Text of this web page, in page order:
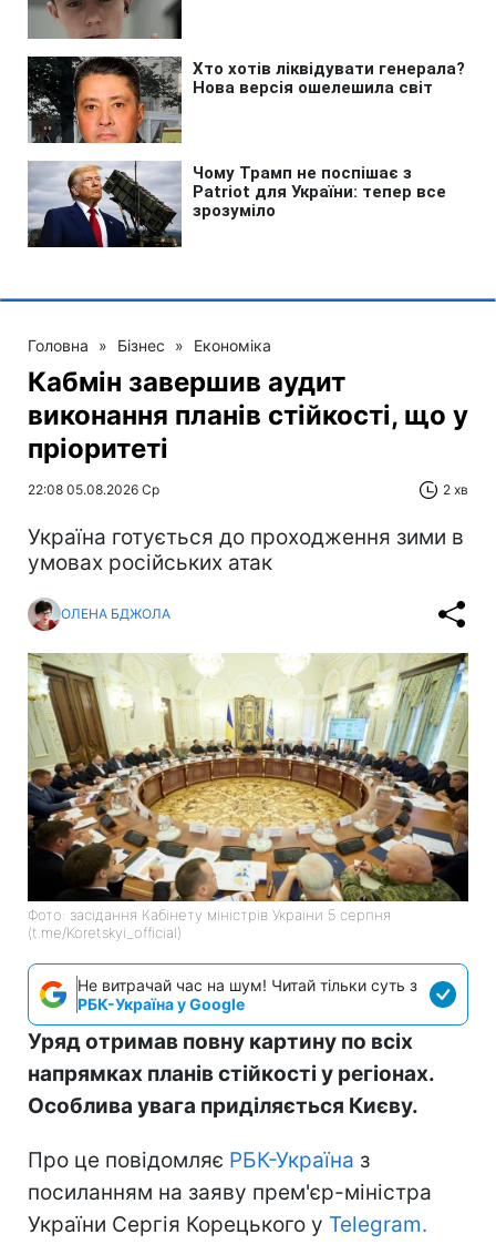
Головна » Бізнес » Економіка
Кабмін завершив аудит
виконання планів стійкості, що у
пріоритеті
22:08 05.08.2026 Ср 2 хв
Україна готується до проходження зими в
умовах російських атак
ОЛЕНА БДЖОЛА
Фото: засідання Кабінету міністрів України 5 серпня
(t.me/Koretskyi_official)
Не витрачай час на шум! Читай тільки суть з
РБК-Україна у Google
Уряд отримав повну картину по всіх
напрямках планів стійкості у регіонах.
Особлива увага приділяється Києву.
Про це повідомляє РБК-Україна з
посиланням на заяву прем'єр-міністра
України Сергія Корецького у Telegram.